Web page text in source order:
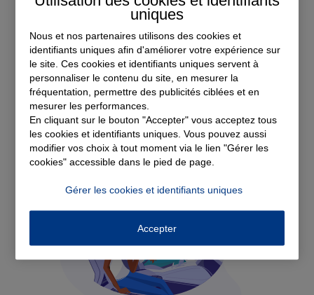
Voir tous les avis
Découvrez nos
solutions d'assurance
uniques
Nous et nos partenaires utilisons des cookies et
identifiants uniques afin d'améliorer votre expérience sur
le site. Ces cookies et identifiants uniques servent à
personnaliser le contenu du site, en mesurer la
fréquentation, permettre des publicités ciblées et en
mesurer les performances.
En cliquant sur le bouton "Accepter" vous acceptez tous
les cookies et identifiants uniques. Vous pouvez aussi
modifier vos choix à tout moment via le lien "Gérer les
cookies" accessible dans le pied de page.
Gérer les cookies et identifiants uniques
Accepter